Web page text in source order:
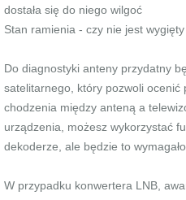
dostała się do niego wilgoć
Stan ramienia - czy nie jest
Do diagnostyki anteny przydatny
satelitarnego, który pozwoli ocenić
chodzenia między anteną a
urządzenia, możesz wykorzystać
dekoderze, ale będzie to
W przypadku konwertera LNB,